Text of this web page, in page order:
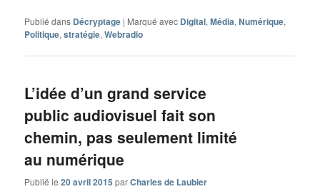
Publié dans Décryptage | Marqué avec Digital,Média,Numérique,
Politique,stratégie,Webradio
L’idée d’un grand service
public audiovisuel fait son
chemin, pas seulement limité
au numérique
Publié le20 avril 2015 parCharles de Laubier